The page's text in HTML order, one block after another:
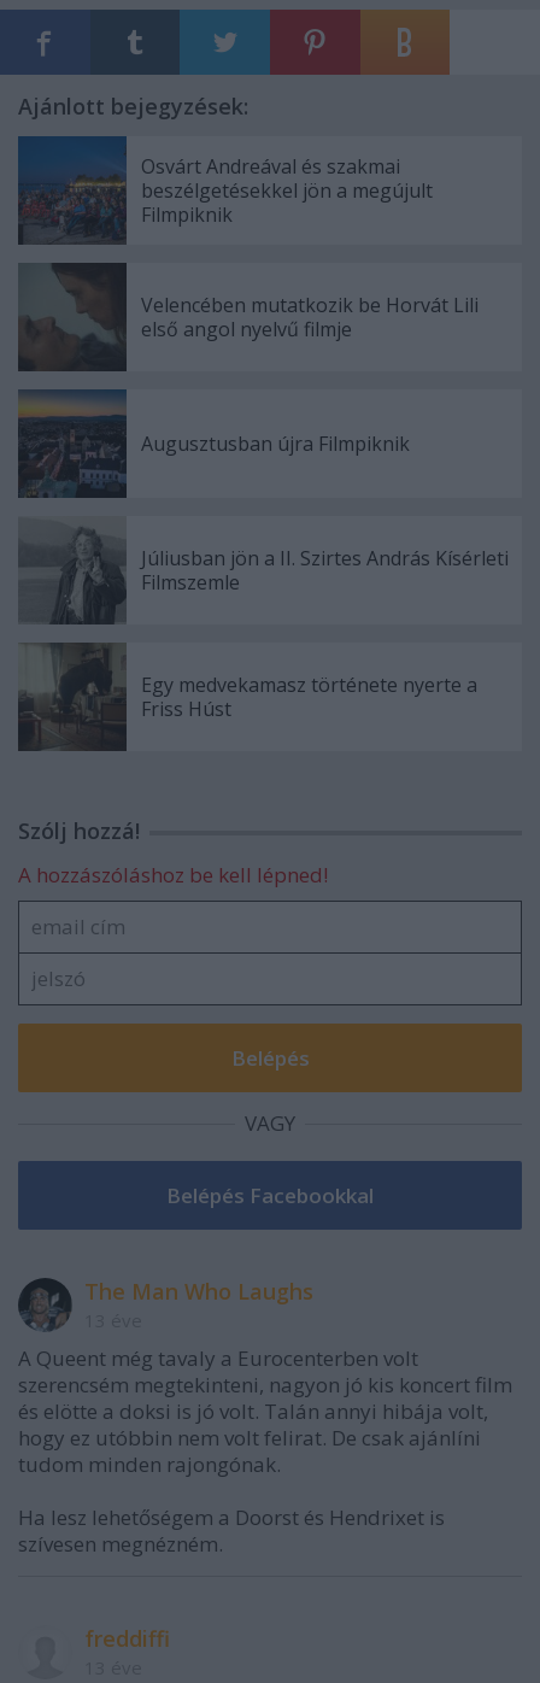
Ajánlott bejegyzések:
Osvárt Andreával és szakmai
beszélgetésekkel jön a megújult
Filmpiknik
Velencében mutatkozik be Horvát Lili
első angol nyelvű filmje
Augusztusban újra Filmpiknik
Júliusban jön a II. Szirtes András Kísérleti
Filmszemle
Egy medvekamasz története nyerte a
Friss Húst
Szólj hozzá!
A hozzászóláshoz be kell lépned!
VAGY
The Man Who Laughs
A Queent még tavaly a Eurocenterben volt
szerencsém megtekinteni, nagyon jó kis koncert film
és elötte a doksi is jó volt. Talán annyi hibája volt,
hogy ez utóbbin nem volt felirat. De csak ajánlíni
tudom minden rajongónak.
Ha lesz lehetőségem a Doorst és Hendrixet is
szívesen megnézném.
freddiffi